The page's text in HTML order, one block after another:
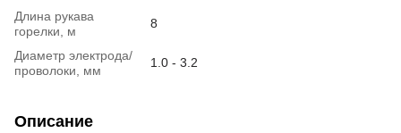
Длина рукава
горелки, м
8
Диаметр электрода/
проволоки, мм
1.0 - 3.2
Описание